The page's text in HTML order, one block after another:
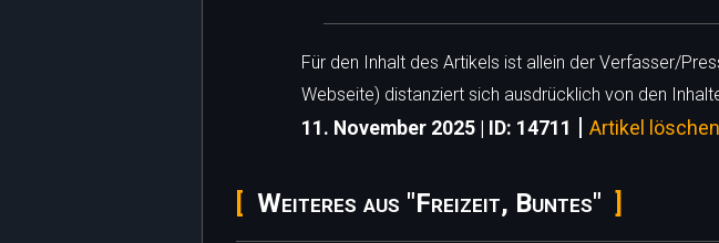
Für den Inhalt des Artikels ist allein der Verfasser/
Webseite) distanziert sich ausdrücklich von den
11. November 2025 | ID: 14711 | Artikel löschen
Weiteres aus "Freizeit, Buntes"